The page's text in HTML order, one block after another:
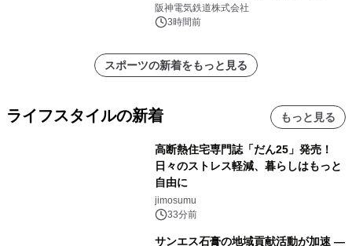
阪神電気鉄道株式会社
3時間前
スポーツの新着をもっと見る
ライフスタイルの新着 もっと見る
高断熱住宅専門誌「だん25」発売！
日々のストレス軽減、暮らしはもっと
自由に
jimosumu
33分前
サンエス石膏の地域貢献活動が加速 ―